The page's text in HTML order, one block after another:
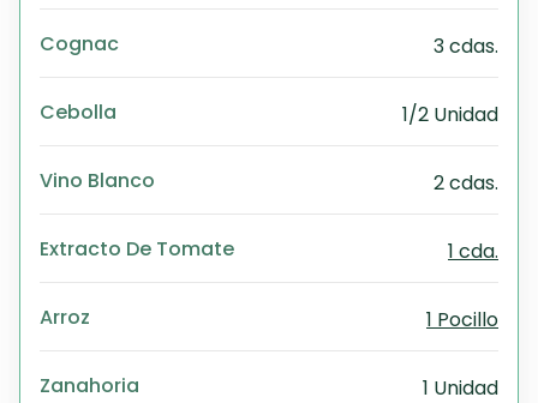
Cognac 3 cdas.
Cebolla 1/2 Unidad
Vino Blanco 2 cdas.
Extracto De Tomate 1 cda.
Arroz 1 Pocillo
Zanahoria 1 Unidad